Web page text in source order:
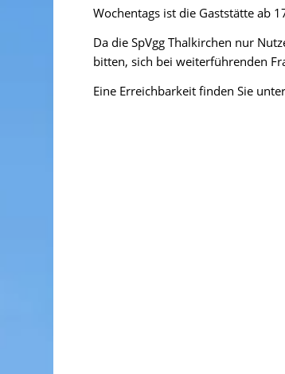
Wochentags ist die Gaststätte ab
Da die SpVgg Thalkirchen nur
bitten, sich bei weiterführenden
Eine Erreichbarkeit finden Sie